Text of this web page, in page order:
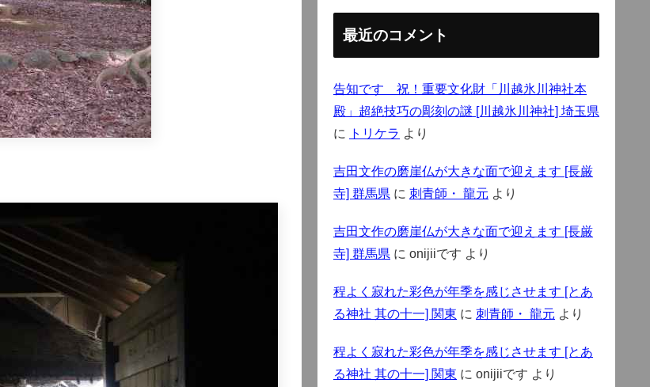
最近のコメント
告知です 祝！重要文化財「川越氷川神社本
殿」超絶技巧の彫刻の謎 [川越氷川神社] 埼玉県
に
トリケラ より
吉田文作の磨崖仏が大きな面で迎えます [長厳
寺] 群馬県 に 刺青師・ 龍元 より
吉田文作の磨崖仏が大きな面で迎えます [長厳
寺] 群馬県 に onijiiです より
程よく寂れた彩色が年季を感じさせます [とあ
る神社 其の十一] 関東 に 刺青師・ 龍元 より
程よく寂れた彩色が年季を感じさせます [とあ
る神社 其の十一] 関東 に onijiiです より